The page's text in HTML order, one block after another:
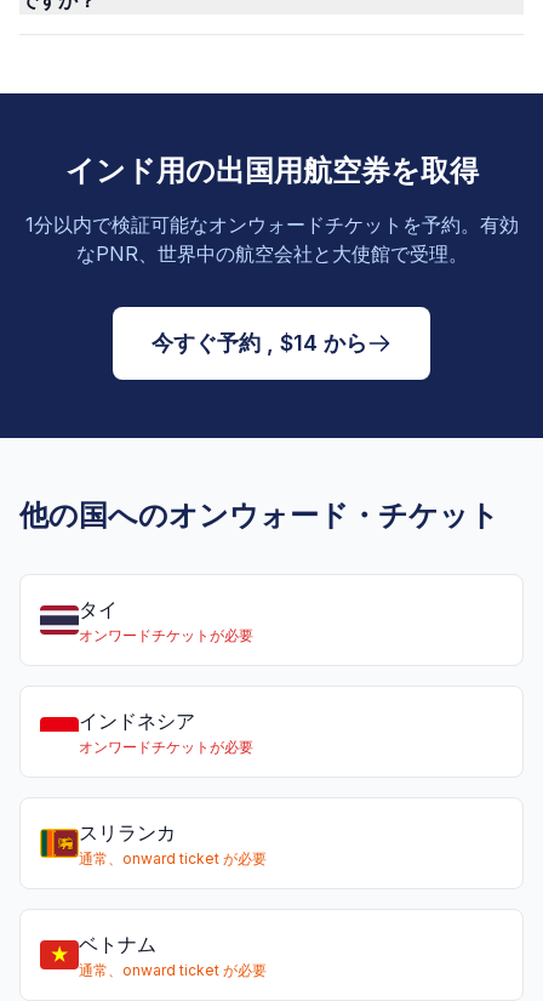
インド用の出国用航空券を取得
1分以内で検証可能なオンウォードチケットを予約。有効
なPNR、世界中の航空会社と大使館で受理。
今すぐ予約 , $14 から
他の国へのオンウォード・チケット
タイ
オンワードチケットが必要
インドネシア
オンワードチケットが必要
スリランカ
通常、onward ticket が必要
ベトナム
通常、onward ticket が必要